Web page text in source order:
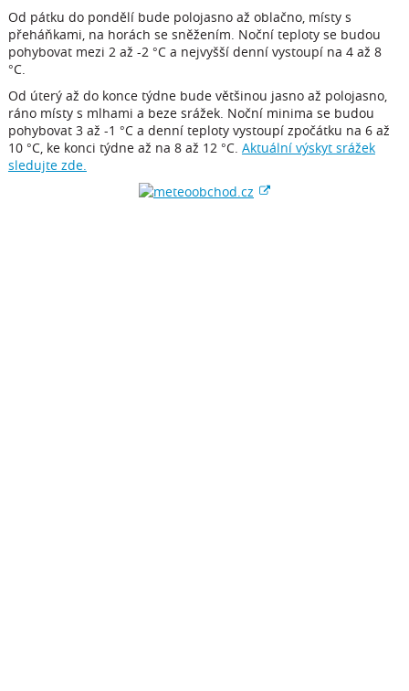
Od pátku do pondělí bude polojasno až oblačno, místy s
přeháňkami, na horách se sněžením. Noční teploty se budou
pohybovat mezi 2 až -2 °C a nejvyšší denní vystoupí na 4 až 8
°C.
Od úterý až do konce týdne bude většinou jasno až polojasno,
ráno místy s mlhami a beze srážek. Noční minima se budou
pohybovat 3 až -1 °C a denní teploty vystoupí zpočátku na 6 až
10 °C, ke konci týdne až na 8 až 12 °C. Aktuální výskyt srážek
sledujte zde.